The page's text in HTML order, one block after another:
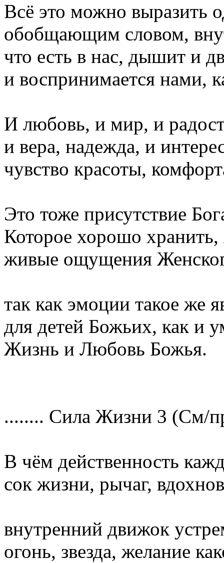
Всё это можно выразить
обобщающим словом,
что есть в нас, дышит и
и воспринимается нами,
И любовь, и мир, и
и вера, надежда, и
чувство красоты,
Это тоже присутствие
Которое хорошо
живые ощущения
так как эмоции такое же
для детей Божьих, как и
Жизнь и Любовь Божья.
........ Сила Жизни 3 (См/
В чём действенность
сок жизни, рычаг,
внутренний движок
огонь, звезда, желание